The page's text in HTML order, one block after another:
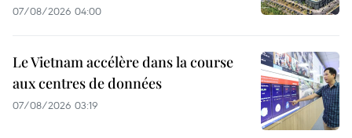
07/08/2026 04:00
Le Vietnam accélère dans la course
aux centres de données
07/08/2026 03:19